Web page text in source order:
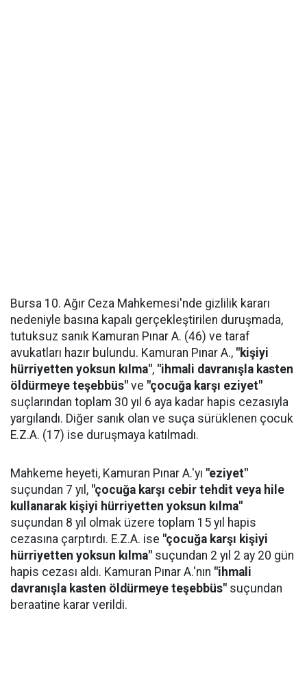
Bursa 10. Ağır Ceza Mahkemesi'nde gizlilik kararı
nedeniyle basına kapalı gerçekleştirilen duruşmada,
tutuksuz sanık Kamuran Pınar A. (46) ve taraf
avukatları hazır bulundu. Kamuran Pınar A., "kişiyi
hürriyetten yoksun kılma", "ihmali davranışla kasten
öldürmeye teşebbüs" ve "çocuğa karşı eziyet"
suçlarından toplam 30 yıl 6 aya kadar hapis cezasıyla
yargılandı. Diğer sanık olan ve suça sürüklenen çocuk
E.Z.A. (17) ise duruşmaya katılmadı.
Mahkeme heyeti, Kamuran Pınar A.'yı "eziyet"
suçundan 7 yıl, "çocuğa karşı cebir tehdit veya hile
kullanarak kişiyi hürriyetten yoksun kılma"
suçundan 8 yıl olmak üzere toplam 15 yıl hapis
cezasına çarptırdı. E.Z.A. ise "çocuğa karşı kişiyi
hürriyetten yoksun kılma" suçundan 2 yıl 2 ay 20 gün
hapis cezası aldı. Kamuran Pınar A.'nın "ihmali
davranışla kasten öldürmeye teşebbüs" suçundan
beraatine karar verildi.